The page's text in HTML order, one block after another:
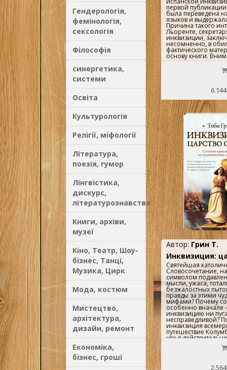
Гендерологія,
фемінологія,
сексологія
Філософія
синергетика,
системи
Освіта
Культурологія
Релігії, міфології
Література,
поезія, гумор
Лінгвістика,
дискурс,
літературознавство
Книги, архіви,
музеї
Кіно, Театр, Шоу-
бізнес, Танці,
Музика, Цирк
Мода, костюм
Мистецтво,
архітектура,
дизайн, ремонт
Економіка,
бізнес, гроші
Автор: Грин Т.
Инквизиция:
Святейшая
Словосочетание,
символом
мысли, ужаса,
безжалостных
правды за этими
мифами? Почему
особенно вначале
инквизицию ни
несправедливой?
инквизиция
путешествие
что в
сплошь и рядом
полицейские
сложная,